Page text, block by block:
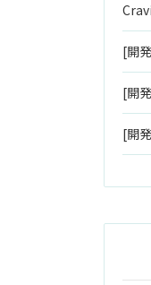
[開
[開
[開